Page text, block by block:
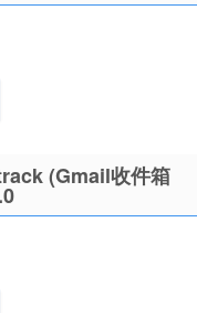
(Gmail收件箱